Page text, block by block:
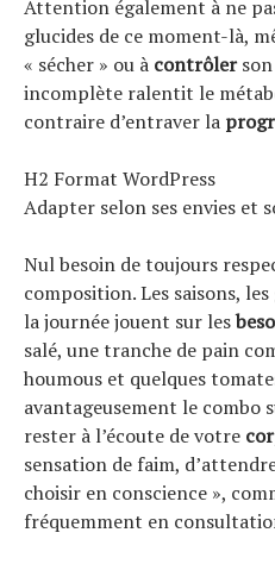
Attention également à ne
glucides de ce moment-là,
« sécher » ou à contrôlerson
incomplète ralentit le
contraire d’entraver la
H2 Format WordPress
Adapter selon ses envies et
Nul besoin de toujours
composition. Les saisons,
la journée jouent sur les
salé, une tranche de pain
houmous et quelques
avantageusement le combo
rester à l’écoute de votre
sensation de faim,
choisir en conscience »,
fréquemment en